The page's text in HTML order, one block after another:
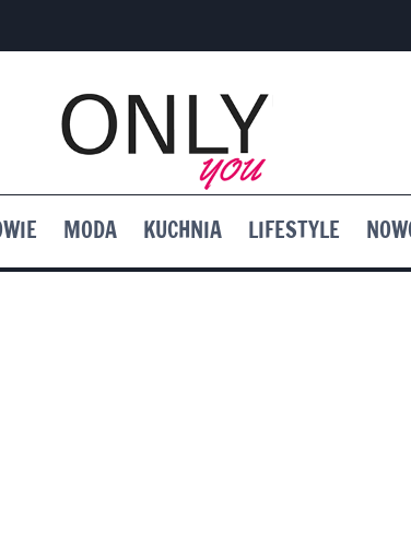
MODA KUCHNIA LIFESTYLE